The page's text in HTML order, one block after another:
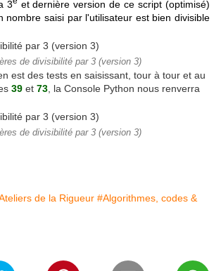
3
et dernière version de ce script (optimisé)
nombre saisi par l'utilisateur est bien divisible
de divisibilité par 3 (version 3)
est des tests en saisissant, tour à tour et au
39 et 73 , la Console Python nous renverra
de divisibilité par 3 (version 3)
de la Rigueur #Algorithmes, codes &